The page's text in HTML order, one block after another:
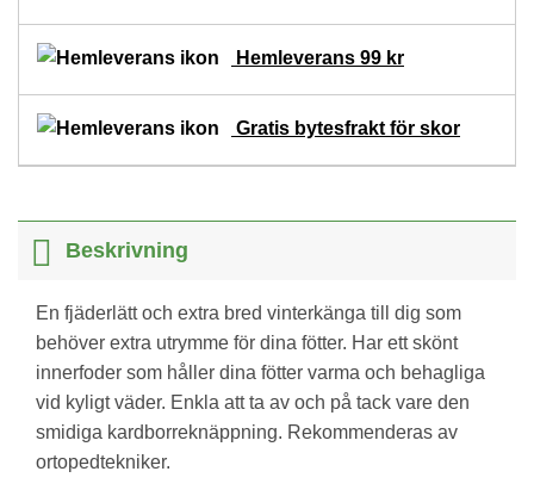
Hemleverans 99 kr
Gratis bytesfrakt för skor
Beskrivning
En fjäderlätt och extra bred vinterkänga till dig som
behöver extra utrymme för dina fötter. Har ett skönt
innerfoder som håller dina fötter varma och behagliga
vid kyligt väder. Enkla att ta av och på tack vare den
smidiga kardborreknäppning. Rekommenderas av
ortopedtekniker.